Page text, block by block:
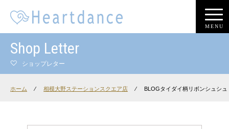
MENU
Shop Letter
ショップレター
ホーム ⁄ 相模大野ステーションスクエア店 ⁄ BLOGタイダイ柄リボンシュシュ